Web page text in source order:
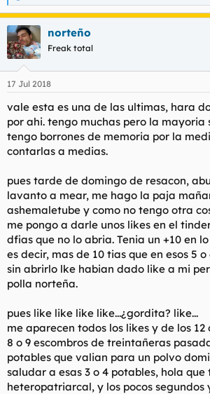
e
a
c
c
i
e
:
norteño
Freak total
17 Jul 2018
vale esta es una de las ultimas, hara
por ahi. tengo muchas pero la mayoria
tengo borrones de memoria por la
contarlas a medias.
pues tarde de domingo de resacon,
lavanto a mear, me hago la paja
ashemaletube y como no tengo otra
me pongo a darle unos likes en el
dfias que no lo abria. Tenia un +10 en
es decir, mas de 10 tias que en esos 5
sin abrirlo lke habian dado like a mi
polla norteña.
pues like like like like...¿gordita? like...
me aparecen todos los likes y de los 12
8 o 9 escombros de treintañeras
potables que valian para un polvo
saludar a esas 3 o 4 potables, hola
heteropatriarcal, y los pocos segundos